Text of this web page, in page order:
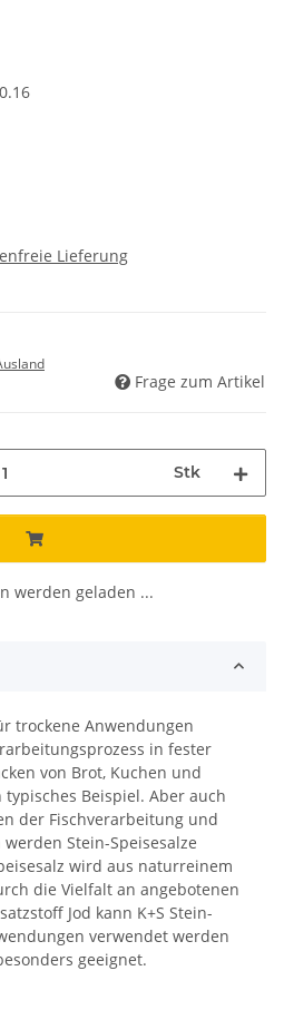
Lieferung
Frage zum Artikel
Stk
werden geladen ...
trockene Anwendungen
in fester
von Brot, Kuchen und
Beispiel. Aber auch
der Fischverarbeitung und
Stein-Speisesalze
wird aus naturreinem
die Vielfalt an angebotenen
Jod kann K+S Stein-
verwendet werden
geeignet.